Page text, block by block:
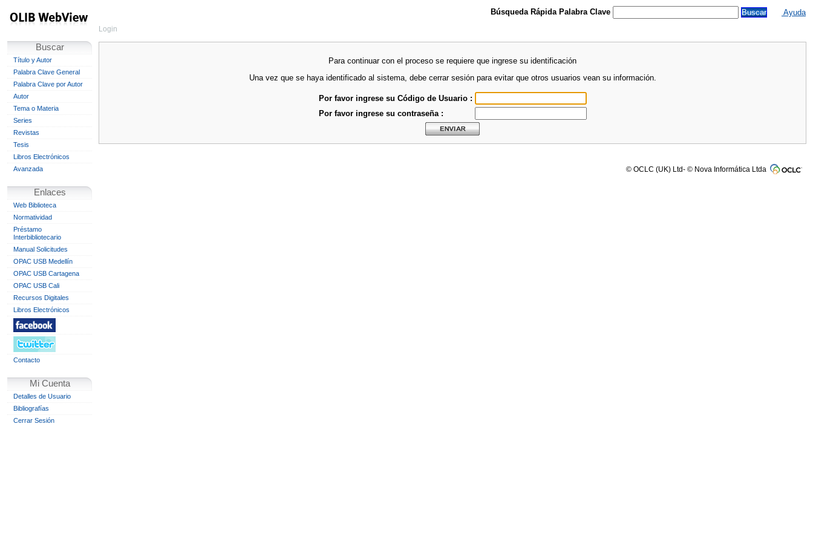
Buscar
Título y Autor
Palabra Clave General
Palabra Clave por Autor
Autor
Tema o Materia
Series
Revistas
Tesis
Libros Electrónicos
Avanzada
Enlaces
Web Biblioteca
Normatividad
Préstamo
Interbibliotecario
Manual Solicitudes
OPAC USB Medellín
OPAC USB Cartagena
OPAC USB Cali
Recursos Digitales
Libros Electrónicos
Contacto
Mi Cuenta
Detalles de Usuario
Bibliografías
Cerrar Sesión
Búsqueda Rápida Palabra Clave Ayuda
Login
Para continuar con el proceso se requiere que ingrese su identificación
Una vez que se haya identificado al sistema, debe cerrar sesión para evitar que otros usuarios vean su información.
Por favor ingrese su Código de Usuario :
Por favor ingrese su contraseña :
© OCLC (UK) Ltd- © Nova Informática Ltda